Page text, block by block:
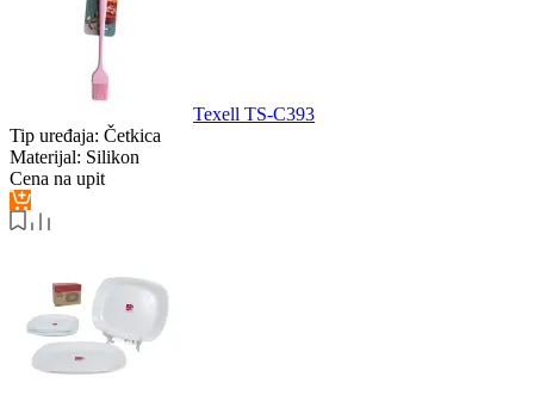
Texell TS-C393
Tip uređaja: Četkica
Materijal: Silikon
Cena na upit